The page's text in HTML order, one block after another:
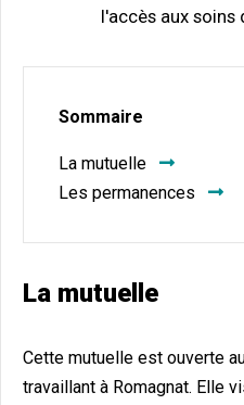
l'accès aux soins
Sommaire
La mutuelle
Les permanences
La mutuelle
Cette mutuelle est ouverte
travaillant à Romagnat. Elle